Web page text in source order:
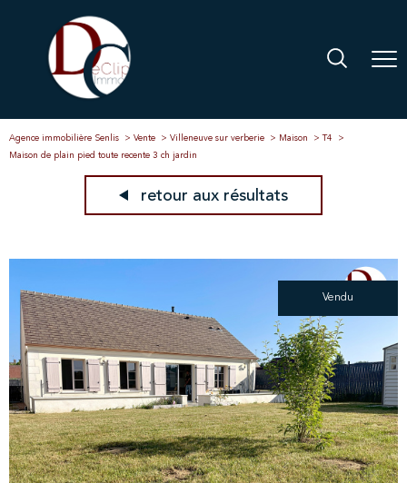
Agence immobilière Senlis Vente Villeneuve sur verberie Maison
T4
Maison de plain pied toute recente 3 ch jardin
retour aux résultats
Vendu